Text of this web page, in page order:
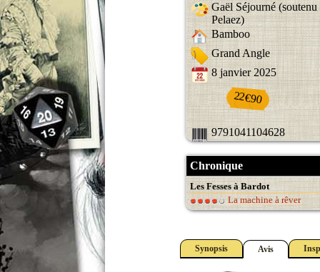
Gaël Séjourné
Pelaez)
Bamboo
Grand Angle
8 janvier 2025
22€90
9791041104628
Chronique
Les Fesses à Bardot
La machine à rêver
Synopsis Avis